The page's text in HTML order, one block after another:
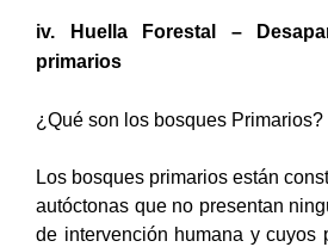
iv. Huella Forestal –
primarios
¿Qué son los bosques Primarios?
Los bosques primarios están
autóctonas que no presentan
de intervención humana y cuyos